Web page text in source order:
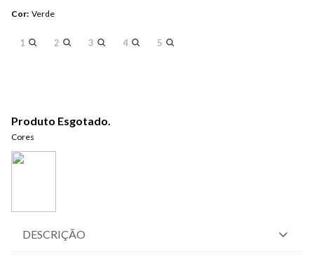
Cor: Verde
1 2 3 4 5
Produto Esgotado.
Cores
DESCRIÇÃO